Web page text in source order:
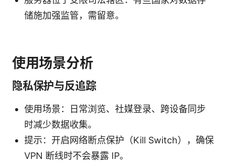
储施加强监管，需留意。
使用场景分析
隐私保护与反追踪
使用场景：日常浏览、社媒登录、跨设备同步
时减少数据收集。
提示：开启网络断点保护（Kill Switch），确保
VPN 断线时不会暴露 IP。